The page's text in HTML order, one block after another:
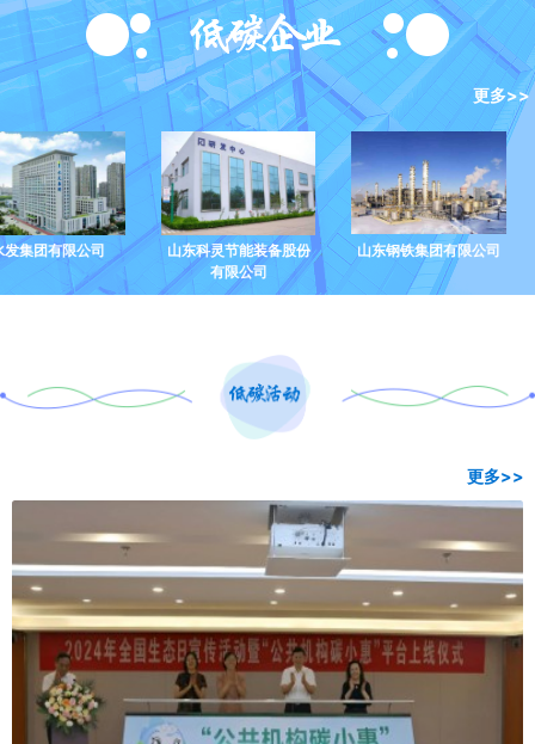
更多>>
山东科灵节能装备股份
有限公司
山东钢铁集团有限公司 松下电器产业公司
更多>>